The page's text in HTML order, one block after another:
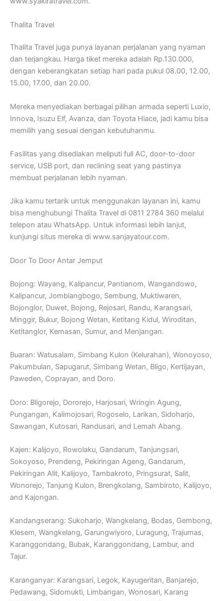
Thalita Travel
Thalita Travel juga punya layanan perjalanan yang nyaman
dan terjangkau. Harga tiket mereka adalah Rp.130.000,
dengan keberangkatan setiap hari pada pukul 08.00, 12.00,
15.00, 17.00, dan 20.00.
Mereka menyediakan berbagai pilihan armada seperti Luxio,
Innova, Isuzu Elf, Avanza, dan Toyota Hiace, jadi kamu bisa
memilih yang sesuai dengan kebutuhanmu.
Fasilitas yang disediakan meliputi full AC, door-to-door
service, USB port, dan reclining seat yang pastinya
membuat perjalanan lebih nyaman.
Jika kamu tertarik untuk menggunakan layanan ini, kamu
bisa menghubungi Thalita Travel di 0811 2784 360 melalui
telepon atau WhatsApp. Untuk informasi lebih lanjut,
kunjungi situs mereka di www.sanjayatour.com.
Door To Door Antar Jemput
Bojong: Wayang, Kalipancur, Pantianom, Wangandowo,
Kalipancur, Jomblangbogo, Sembung, Muktiwaren,
Bojonglor, Duwet, Bojong, Rejosari, Randu, Karangsari,
Minggir, Bukur, Bojong Wetan, Ketitang Kidul, Wiroditan,
Ketitanglor, Kemasan, Sumur, and Menjangan.
Buaran: Watusalam, Simbang Kulon (Kelurahan), Wonoyoso,
Pakumbulan, Sapugarut, Simbang Wetan, Bligo, Kertijayan,
Paweden, Coprayan, and Doro.
Doro: Bligorejo, Dororejo, Harjosari, Wringin Agung,
Pungangan, Kalimojosari, Rogoselo, Larikan, Sidoharjo,
Sawangan, Kutosari, Randusari, and Lemah Abang.
Kajen: Kalijoyo, Rowolaku, Gandarum, Tanjungsari,
Sokoyoso, Prendeng, Pekiringan Ageng, Gandarum,
Pekiringan Alit, Kalijoyo, Tambakroto, Pringsurat, Salit,
Wonorejo, Tanjung Kulon, Brengkolang, Sambiroto, Kalijoyo,
and Kajongan.
Kandangserang: Sukoharjo, Wangkelang, Bodas, Gembong,
Klesem, Wangkelang, Garungwiyoro, Luragung, Trajumas,
Karanggondang, Bubak, Karanggondang, Lambur, and
Tajur.
Karanganyar: Karangsari, Legok, Kayugeritan, Banjarejo,
Pedawang, Sidomukti, Limbangan, Wonosari, Karang